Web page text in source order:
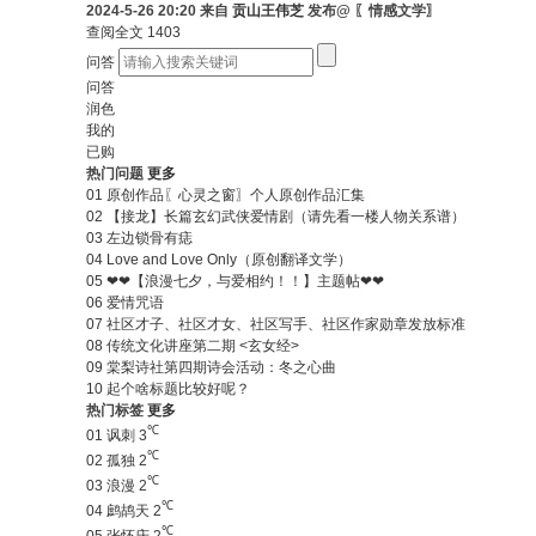
2024-5-26 20:20 来自 贡山王伟芝 发布@ 〖情感文学〗
查阅全文 1403
问答
问答
润色
我的
已购
热门问题 更多
01 原创作品〖心灵之窗〗个人原创作品汇集
02
【接龙】长篇玄幻武侠爱情剧（请先看一楼人物关系谱）
03 左边锁骨有痣
04 Love and Love Only（原创翻译文学）
05 ❤❤【浪漫七夕，与爱相约！！】主题帖❤❤
06 爱情咒语
07 社区才子、社区才女、社区写手、社区作家勋章发放标准
08 传统文化讲座第二期 <玄女经>
09 棠梨诗社第四期诗会活动：冬之心曲
10 起个啥标题比较好呢？
热门标签 更多
01 讽刺 3℃
02 孤独 2℃
03 浪漫 2℃
04 鹧鸪天 2℃
℃